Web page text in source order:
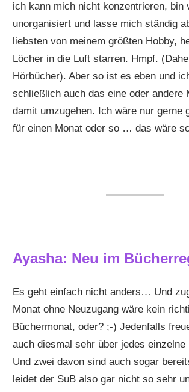
ich kann mich nicht konzentrieren, bin
unorganisiert und lasse mich ständig
liebsten von meinem größten Hobby,
Löcher in die Luft starren. Hmpf.
Hörbücher). Aber so ist es eben und
schließlich auch das eine oder andere
damit umzugehen. Ich wäre nur gerne
für einen Monat oder so … das wäre
Ayasha: Neu im
Es geht einfach nicht anders… Und
Monat ohne Neuzugang wäre kein
Büchermonat, oder? ;-) Jedenfalls
auch diesmal sehr über jedes einzelne
Und zwei davon sind auch sogar
leidet der SuB also gar nicht so sehr